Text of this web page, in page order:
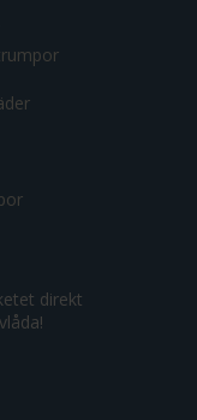
direkt